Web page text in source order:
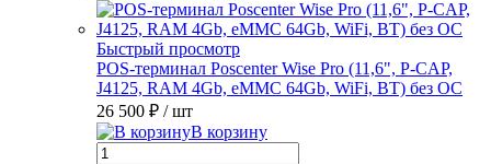
Быстрый просмотр
POS-терминал Poscenter Wise Pro (11,6", P-CAP,
J4125, RAM 4Gb, eMMC 64Gb, WiFi, BT) без ОС
26 500 ₽ / шт
В корзину